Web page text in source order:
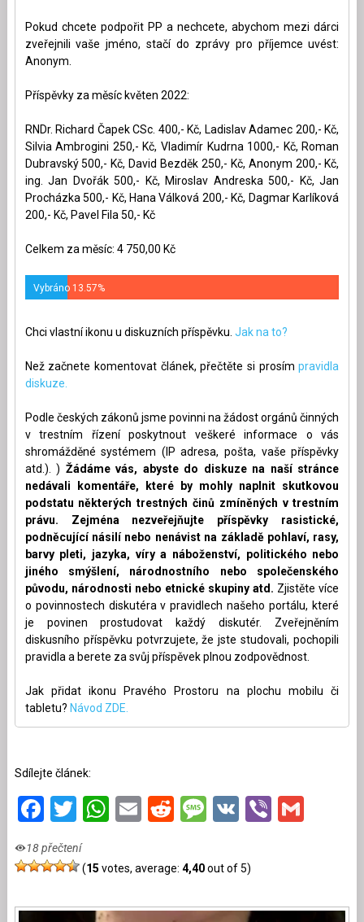
Pokud chcete podpořit PP a nechcete, abychom mezi dárci
zveřejnili vaše jméno, stačí do zprávy pro příjemce uvést:
Anonym.
Příspěvky za měsíc květen 2022:
RNDr. Richard Čapek CSc. 400,- Kč, Ladislav Adamec 200,- Kč,
Silvia Ambrogini 250,- Kč, Vladimír Kudrna 1000,- Kč, Roman
Dubravský 500,- Kč, David Bezděk 250,- Kč, Anonym 200,- Kč,
ing. Jan Dvořák 500,- Kč, Miroslav Andreska 500,- Kč, Jan
Procházka 500,- Kč, Hana Válková 200,- Kč, Dagmar Karlíková
200,- Kč, Pavel Fila 50,- Kč
Celkem za měsíc: 4 750,00 Kč
Vybráno 13.57%
Chci vlastní ikonu u diskuzních příspěvku. Jak na to?
Než začnete komentovat článek, přečtěte si prosímpravidla
diskuze.
Podle českých zákonů jsme povinni na žádost orgánů činných
v trestním řízení poskytnout veškeré informace o vás
shromážděné systémem (IP adresa, pošta, vaše příspěvky
atd.). ) Žádáme vás, abyste do diskuze na naší stránce
nedávali komentáře, které by mohly naplnit skutkovou
podstatu některých trestných činů zmíněných v trestním
právu. Zejména nezveřejňujte příspěvky rasistické,
podněcující násilí nebo nenávist na základě pohlaví, rasy,
barvy pleti, jazyka, víry a náboženství, politického nebo
jiného smýšlení, národnostního nebo společenského
původu, národnosti nebo etnické skupiny atd. Zjistěte více
o povinnostech diskutéra v pravidlech našeho portálu, které
je povinen prostudovat každý diskutér. Zveřejněním
diskusního příspěvku potvrzujete, že jste studovali, pochopili
pravidla a berete za svůj příspěvek plnou zodpovědnost.
Jak přidat ikonu Pravého Prostoru na plochu mobilu či
tabletu? Návod ZDE.
Sdílejte článek:
Facebook
Twitter
WhatsApp
EmailRedditMessage
VKViber
18 přečtení
(15 votes, average: 4,40out of 5)